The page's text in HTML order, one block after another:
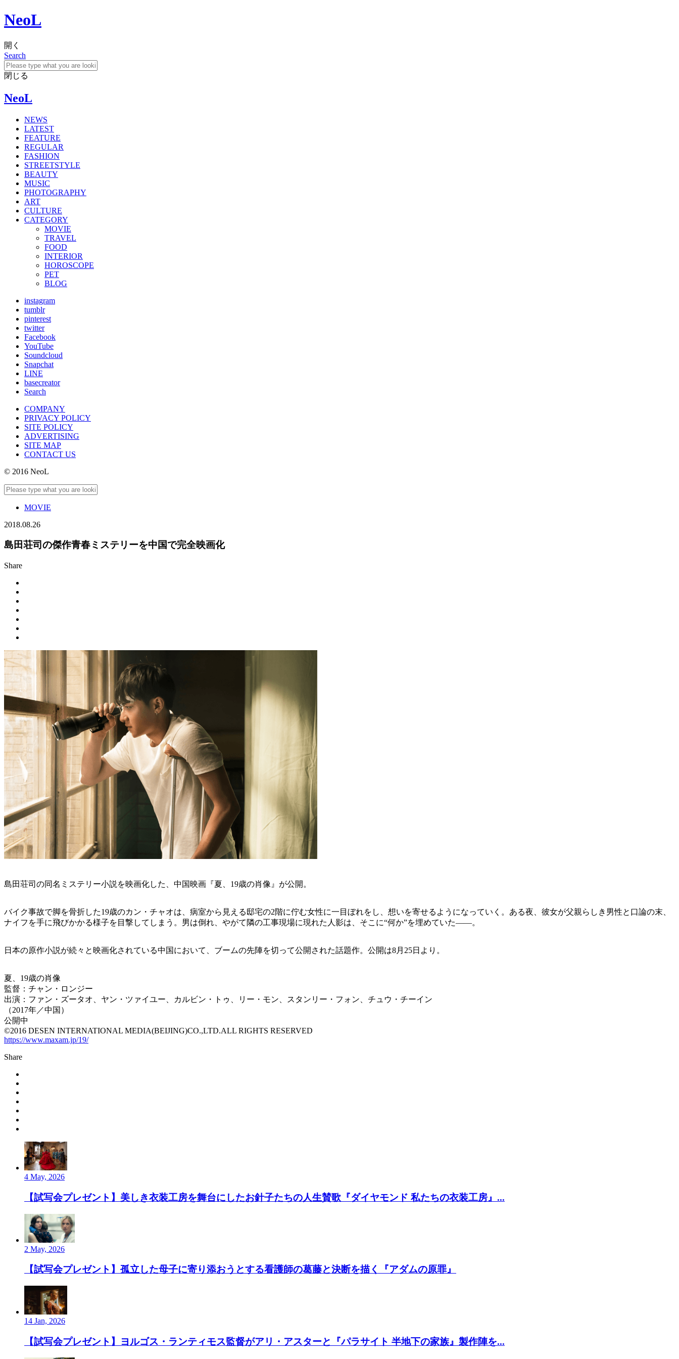
NeoL
開く
Search
閉じる
NeoL
NEWS
LATEST
FEATURE
REGULAR
FASHION
STREETSTYLE
BEAUTY
MUSIC
PHOTOGRAPHY
ART
CULTURE
CATEGORY
MOVIE
TRAVEL
FOOD
INTERIOR
HOROSCOPE
PET
BLOG
instagram
tumblr
pinterest
twitter
Facebook
YouTube
Soundcloud
Snapchat
LINE
basecreator
Search
COMPANY
PRIVACY POLICY
SITE POLICY
ADVERTISING
SITE MAP
CONTACT US
© 2016 NeoL
MOVIE
2018.08.26
島田荘司の傑作青春ミステリーを中国で完全映画化
Share
島田荘司の同名ミステリー小説を映画化した、中国映画『夏、19歳の肖像』が公開。
バイク事故で脚を骨折した19歳のカン・チャオは、病室から見える邸宅の2階に佇む女性に一目ぼれをし、想いを寄せるようになっていく。ある夜、彼女が父親らしき男性と口論の末、
ナイフを手に飛びかかる様子を目撃してしまう。男は倒れ、やがて隣の工事現場に現れた人影は、そこに“何か”を埋めていた――。
日本の原作小説が続々と映画化されている中国において、ブームの先陣を切って公開された話題作。公開は8月25日より。
夏、19歳の肖像
監督：チャン・ロンジー
出演：ファン・ズータオ、ヤン・ツァイユー、カルビン・トゥ、リー・モン、スタンリー・フォン、チュウ・チーイン
（2017年／中国）
公開中
©︎2016 DESEN INTERNATIONAL MEDIA(BEIJING)CO.,LTD.ALL RIGHTS RESERVED
https://www.maxam.jp/19/
Share
4 May, 2026
【試写会プレゼント】美しき衣装工房を舞台にしたお針子たちの人生賛歌『ダイヤモンド 私たちの衣装工房』...
2 May, 2026
【試写会プレゼント】孤立した母子に寄り添おうとする看護師の葛藤と決断を描く『アダムの原罪』
14 Jan, 2026
【試写会プレゼント】ヨルゴス・ランティモス監督がアリ・アスターと『パラサイト 半地下の家族』製作陣を...